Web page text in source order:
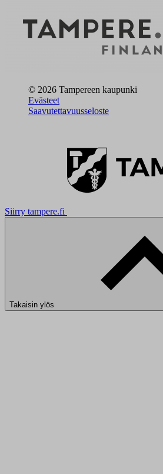
© 2026 Tampereen kaupunki
Evästeet
Saavutettavuusseloste
Siirry tampere.fi
Takaisin ylös